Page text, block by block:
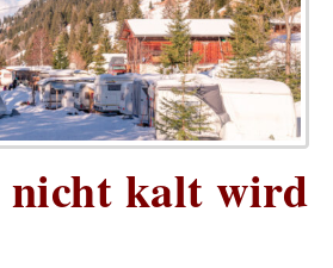
nicht kalt wird